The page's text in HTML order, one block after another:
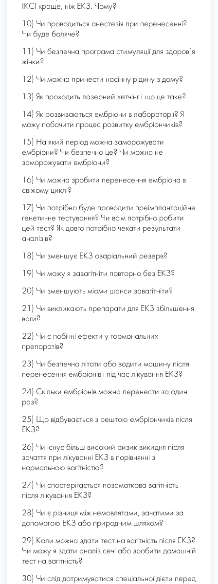
ІКСІ краще, ніж ЕКЗ. Чому?
10) Чи проводиться анестезія при перенесенні?
Чи буде боляче?
11) Чи безпечна програма стимуляції для здоров’я
жінки?
12) Чи можна принести насінну рідину з дому?
13) Як проходить лазерний хетчінг і що це таке?
14) Як розвиваються ембріони в лабораторії? Я
можу побачити процес розвитку ембріончиків?
15) На який період можна заморожувати
ембріони? Чи безпечно це? Чи можна не
заморожувати ембріони?
16) Чи можна зробити перенесення ембріона в
свіжому циклі?
17) Чи потрібно буде проводити преімплантаційне
генетичне тестування? Чи всім потрібно робити
цей тест? Як довго потрібно чекати результати
аналізів?
18) Чи зменшує ЕКЗ оваріальний резерв?
19) Чи можу я завагітніти повторно без ЕКЗ?
20) Чи зменшують міоми шанси завагітніти?
21) Чи викликають препарати для ЕКЗ збільшення
ваги?
22) Чи є побічні ефекти у гормональних
препаратів?
23) Чи безпечно літати або водити машину після
перенесення ембріонів і під час лікування ЕКЗ?
24) Скільки ембріонів можна перенести за один
раз?
25) Що відбувається з рештою ембріончиків після
ЕКЗ?
26) Чи існує більш високий ризик викидня після
зачаття при лікуванні ЕКЗ в порівнянні з
нормальною вагітністю?
27) Чи спостерігається позаматкова вагітність
після лікування ЕКЗ?
28) Чи є різниця між немовлятами, зачатими за
допомогою ЕКЗ або природним шляхом?
29) Коли можна здати тест на вагітність після ЕКЗ?
Чи можу я здати аналіз сечі або зробити домашній
тест на вагітність?
30) Чи слід дотримуватися спеціальної дієти перед